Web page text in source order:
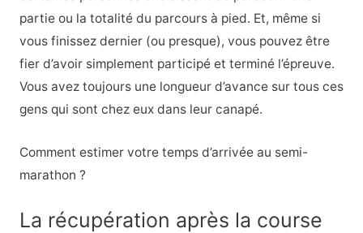
partie ou la totalité du parcours à pied. Et, même si
vous finissez dernier (ou presque), vous pouvez être
fier d’avoir simplement participé et terminé l’épreuve.
Vous avez toujours une longueur d’avance sur tous ces
gens qui sont chez eux dans leur canapé.
Comment estimer votre temps d’arrivée au semi-
marathon ?
La récupération après la course